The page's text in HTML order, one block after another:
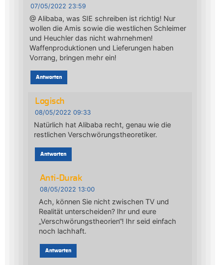
07/05/2022 23:59
@ Alibaba, was SIE schreiben ist richtig! Nur
wollen die Amis sowie die westlichen Schleimer
und Heuchler das nicht wahrnehmen!
Waffenproduktionen und Lieferungen haben
Vorrang, bringen mehr ein!
Antworten
Logisch
08/05/2022 09:33
Natürlich hat Alibaba recht, genau wie die
restlichen Verschwörungstheoretiker.
Antworten
Anti-Durak
08/05/2022 13:00
Ach, können Sie nicht zwischen TV und
Realität unterscheiden? Ihr und eure
„Verschwörungstheorien“! Ihr seid einfach
noch lachhaft.
Antworten